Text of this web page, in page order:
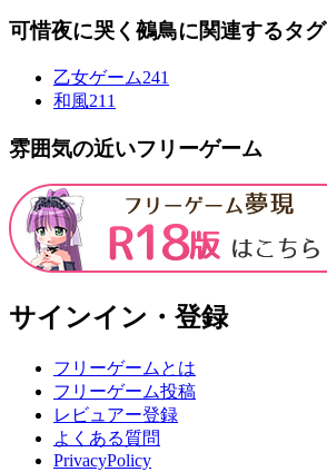
可惜夜に哭く鵺鳥に関連するタグ
乙女ゲーム241
和風211
雰囲気の近いフリーゲーム
サインイン・登録
フリーゲームとは
フリーゲーム投稿
レビュアー登録
よくある質問
PrivacyPolicy